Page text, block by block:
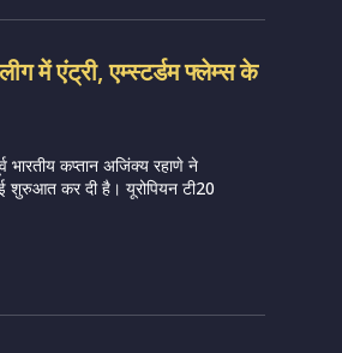
में एंट्री, एम्स्टर्डम फ्लेम्स के
कप्तान अजिंक्य रहाणे ने
शुरुआत कर दी है। यूरोपियन टी20